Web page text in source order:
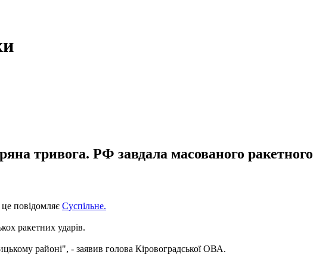
тривога. РФ завдала масованого ракетного
повідомляє Суспільне.
ракетних ударів.
районі", - заявив голова Кіровоградської ОВА.